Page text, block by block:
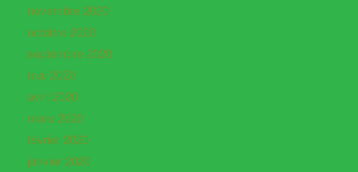
novembre 2020
octobre 2020
septembre 2020
mai 2020
avril 2020
mars 2020
février 2020
janvier 2020